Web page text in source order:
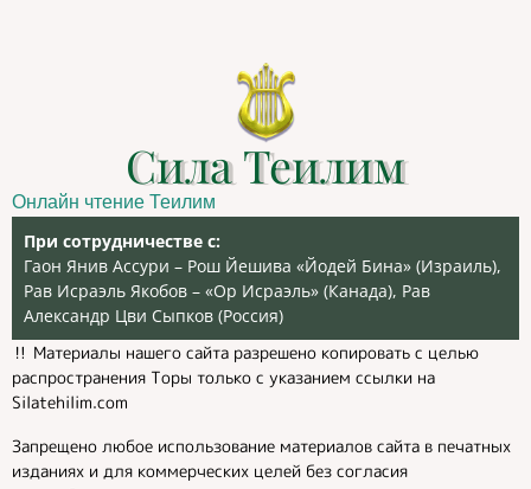
Сила Теилим
Онлайн чтение Теилим
При сотрудничестве с:
Гаон Янив Ассури – Рош Йешива «Йодей Бина» (Израиль),
Рав Исраэль Якобов – «Ор Исраэль» (Канада), Рав
Александр Цви Сыпков (Россия)
‼️ Материалы нашего сайта разрешено копировать с целью
распространения Торы только с указанием ссылки на
Silatehilim.com
Запрещено любое использование материалов сайта в печатных
изданиях и для коммерческих целей без согласия